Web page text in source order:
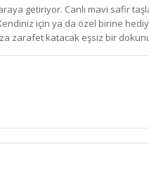
getiriyor. Canlı mavi safir
için ya da özel birine
zarafet katacak eşsiz bir